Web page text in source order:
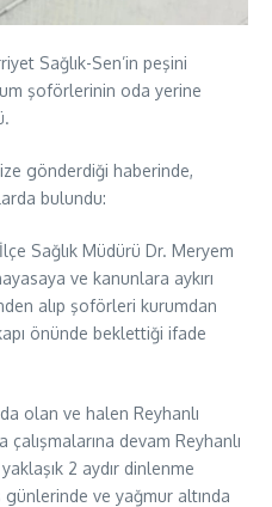
Sağlık-Sen’in peşini
şoförlerinin oda yerine
gönderdiği haberinde,
bulundu:
Sağlık Müdürü Dr. Meryem
ve kanunlara aykırı
alıp şoförleri kurumdan
önünde beklettiği ifade
olan ve halen Reyhanlı
çalışmalarına devam Reyhanlı
2 aydır dinlenme
günlerinde ve yağmur altında